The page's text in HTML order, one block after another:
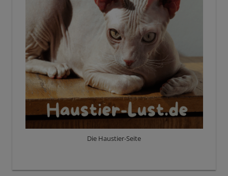
Die Haustier-Seite